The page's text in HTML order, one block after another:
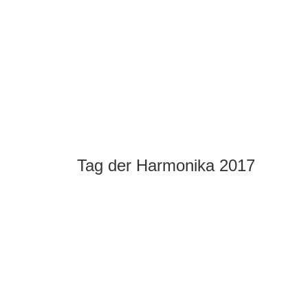
Tag der Harmonika 2017